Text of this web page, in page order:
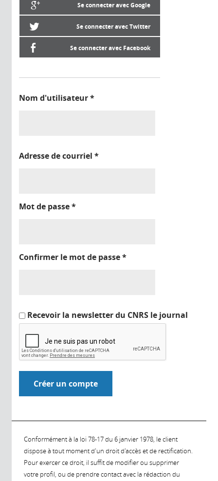
Se connecter avec Google
Se connecter avec Twitter
Se connecter avec Facebook
Nom d'utilisateur*
Adresse de courriel *
Mot de passe*
Confirmer le mot de passe*
Recevoir la newsletter du CNRS le journal
Conformément à la loi 78-17 du 6 janvier 1978, le client
dispose à tout moment d'un droit d'accès et de rectification.
Pour exercer ce droit, il suffit de modifier ou supprimer
votre profil, ou de prendre contact avec la rédaction du